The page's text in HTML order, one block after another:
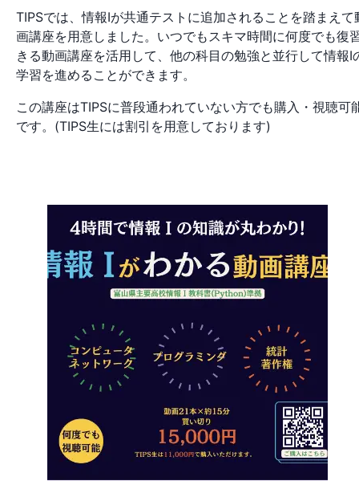
TIPSでは、情報Ⅰが共通テストに追加されることを踏まえて
画講座を用意しました。いつでもスキマ時間に何度でも復
きる動画講座を活用して、他の科目の勉強と並行して情報Ⅰ
学習を進めることができます。
この講座はTIPSに普段通われていない方でも購入・視聴可
です。(TIPS生には割引を用意しております)